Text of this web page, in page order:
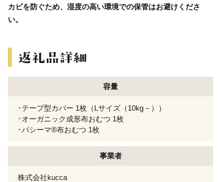
カビを防ぐため、湿度の高い環境での保管はお避けくださ
い。
容量
･テープ型カバー 1枚（Lサイズ（10kg－））
･オーガニック成形布おむつ 1枚
･パシーマ®布おむつ 1枚
事業者
株式会社kucca